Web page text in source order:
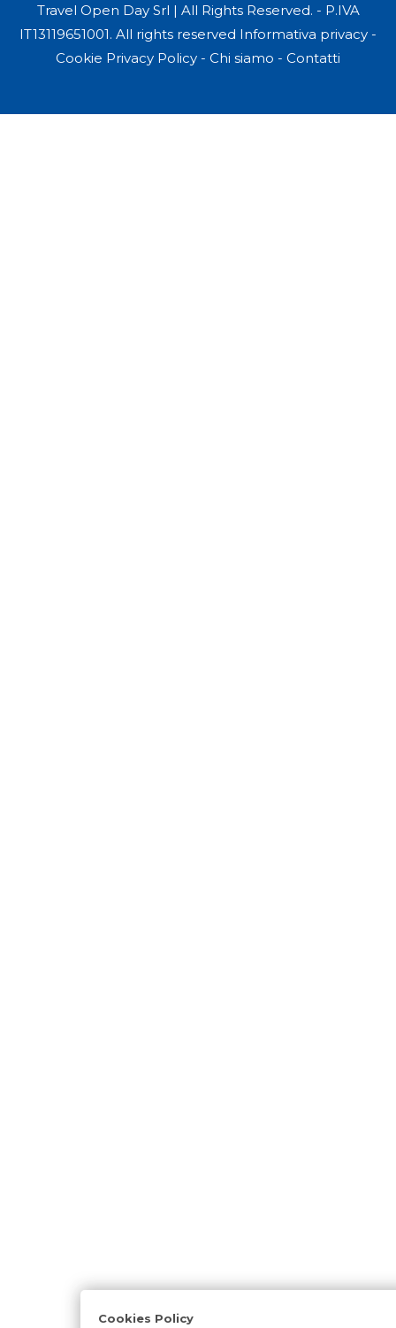
Travel Open Day Srl | All Rights Reserved. - P.IVA
IT13119651001. All rights reserved Informativa privacy -
Cookie Privacy Policy - Chi siamo - Contatti
Cookies Policy